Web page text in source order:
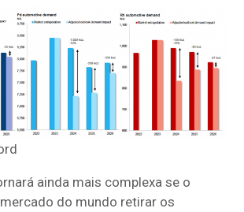
ainda mais complexa se o
do mundo retirar os